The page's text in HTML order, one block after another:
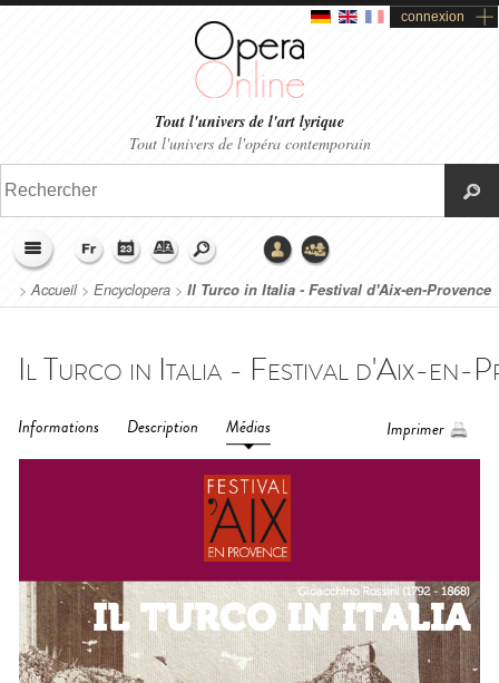
connexion
Tout l'univers de l'art lyrique
Tout l'univers de l'opéra contemporain
>Accueil> Encyclopera > Il Turco in Italia - Festival d'Aix-en-Provence
(2014)
Informations Description Médias Imprimer